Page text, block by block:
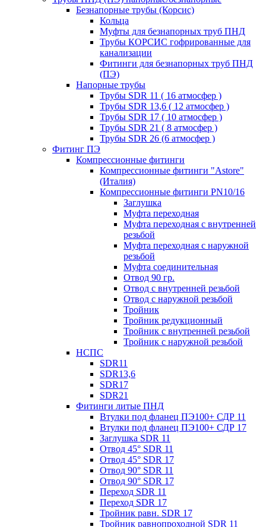
Безнапорные трубы (Корсис)
Кольца
Муфты для безнапорных труб ПНД
Трубы КОРСИС гофрированные для
канализации
Фитинги для безнапорных труб ПНД
(ПЭ)
Напорные трубы
Трубы SDR 11 ( 16 атмосфер )
Трубы SDR 13,6 ( 12 атмосфер )
Трубы SDR 17 ( 10 атмосфер )
Трубы SDR 21 ( 8 атмосфер )
Трубы SDR 26 (6 атмосфер )
Фитинг ПЭ
Компрессионные фитинги
Компрессионные фитинги "Astore"
(Италия)
Компрессионные фитинги PN10/16
Заглушка
Муфта переходная
Муфта переходная с внутренней
резьбой
Муфта переходная с наружной
резьбой
Муфта соединительная
Отвод 90 гр.
Отвод с внутренней резьбой
Отвод с наружной резьбой
Тройник
Тройник редукционный
Тройник с внутренней резьбой
Тройник с наружной резьбой
НСПС
SDR11
SDR13,6
SDR17
SDR21
Фитинги литые ПНД
Втулки под фланец ПЭ100+ СДР 11
Втулки под фланец ПЭ100+ СДР 17
Заглушка SDR 11
Отвод 45° SDR 11
Отвод 45° SDR 17
Отвод 90° SDR 11
Отвод 90° SDR 17
Переход SDR 11
Переход SDR 17
Тройник равн. SDR 17
Тройник равнопроходной SDR 11